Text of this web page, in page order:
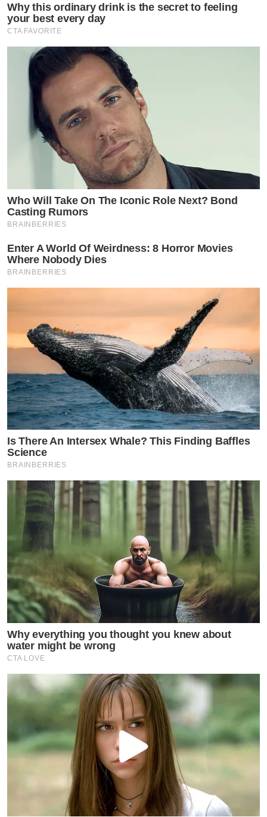
งานนี้ทำให้เจ้าตัวออกมาโพสต์ทวิตเตอร์
บัตรในราคา6,500 บาทจริง แต่เข้าไปในโซนหลังเวทีพร้อม
และได้ถ่ายภาพร่วมเฟรมกับแจ็คสัน
ตัดสินใจลบทวิตดังกล่าวออกไป เหลือเพียงข้อความสั้นๆ
เรื่องนี้ว่า‘ขอโทษทุกคนด้วยนะคะ’พร้อมกับปิดคอมเมนต์
ในโพสต์ภาพคู่ที่เป็นประเด็นอยู่
by TVPOOL ONLINE
Why this ordinary drink is the secret to feeling
your best every day
CTA FAVORITE
Who Will Take On The Iconic Role Next? Bond
Casting Rumors
BRAINBERRIES
Enter A World Of Weirdness: 8 Horror Movies
Where Nobody Dies
BRAINBERRIES
Is There An Intersex Whale? This Finding Baffles
Science
BRAINBERRIES
Why everything you thought you knew about
water might be wrong
CTA LOVE